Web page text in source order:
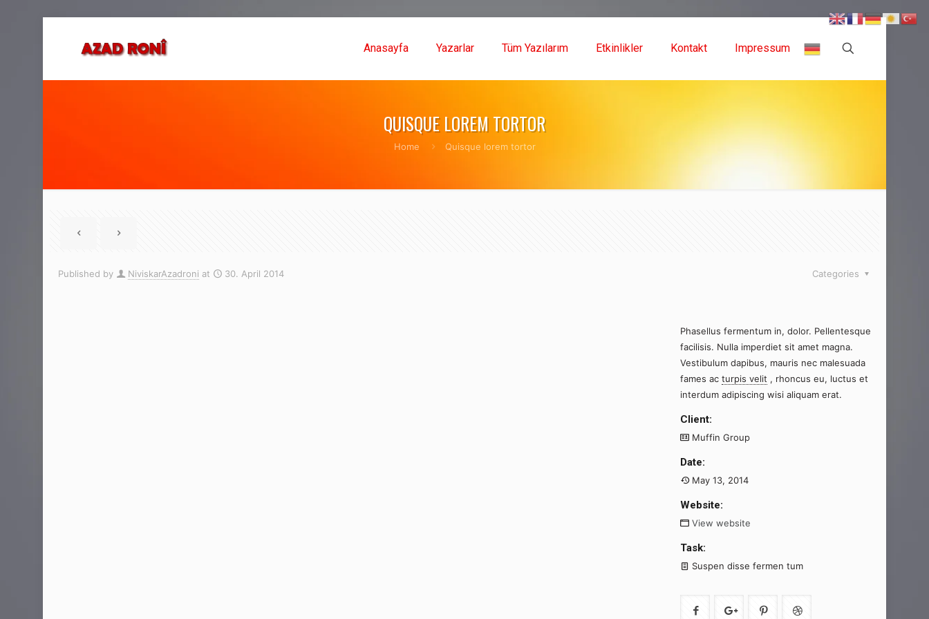
Anasayfa Yazarlar Tüm Yazılarım Etkinlikler Kontakt Impressum
QUISQUE LOREM TORTOR
Home Quisque lorem tortor
Published by NiviskarAzadroni at 30. April 2014 Categories
Phasellus fermentum in, dolor. Pellentesque
facilisis. Nulla imperdiet sit amet magna.
Vestibulum dapibus, mauris nec malesuada
fames ac turpis velit , rhoncus eu, luctus et
interdum adipiscing wisi aliquam erat.
Client:
Muffin Group
Date:
May 13, 2014
Website:
View website
Task:
Suspen disse fermen tum